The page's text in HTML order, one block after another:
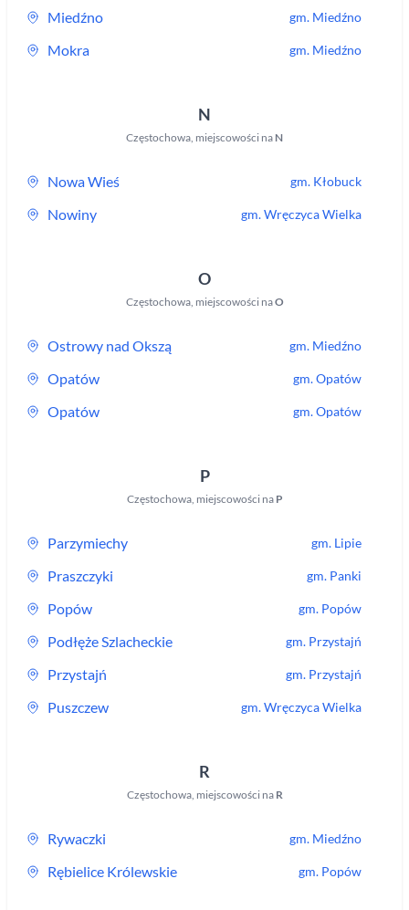
Miedźno gm. Miedźno
Mokra gm. Miedźno
N
Częstochowa, miejscowości na N
Nowa Wieś gm. Kłobuck
Nowiny gm.Wręczyca Wielka
O
Częstochowa, miejscowości naO
Ostrowy nad Okszą gm. Miedźno
Opatów gm.Opatów
Opatów gm.Opatów
P
Częstochowa, miejscowości na P
Parzymiechy gm. Lipie
Praszczyki gm. Panki
Popów gm. Popów
Podłęże Szlacheckie gm. Przystajń
Przystajń gm. Przystajń
Puszczew gm.Wręczyca Wielka
R
Częstochowa, miejscowości na R
Rywaczki gm. Miedźno
Rębielice Królewskie gm. Popów